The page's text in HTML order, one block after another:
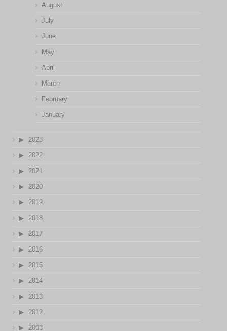
August
July
June
May
April
March
February
January
2023
2022
2021
2020
2019
2018
2017
2016
2015
2014
2013
2012
2003